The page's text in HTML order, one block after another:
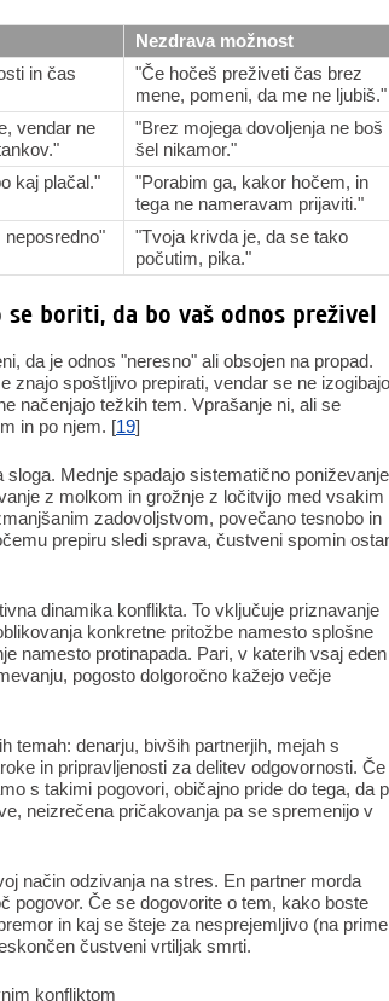
Nezdrava možnost
in čas
"Če hočeš preživeti čas brez
mene, pomeni, da me ne ljubiš."
vendar ne
"Brez mojega dovoljenja ne boš
šel nikamor."
kaj plačal."
"Porabim ga, kakor hočem, in
tega ne nameravam prijaviti."
"Tvoja krivda je, da se tako
počutim, pika."
boriti, da bo vaš odnos preživel
da je odnos "neresno" ali obsojen na propad.
znajo spoštljivo prepirati, vendar se ne izogibajo
načenjajo težkih tem. Vprašanje ni, ali se
in po njem. [19]
Mednje spadajo sistematično
z molkom in grožnje z ločitvijo med vsakim
zadovoljstvom, povečano tesnobo in
prepiru sledi sprava, čustveni spomin
dinamika konflikta. To vključuje priznavanje
konkretne pritožbe namesto splošne
namesto protinapada. Pari, v katerih vsaj
pogosto dolgoročno kažejo večje
temah: denarju, bivših partnerjih, mejah s
in pripravljenosti za delitev odgovornosti. Če
s takimi pogovori, običajno pride do tega, da
neizrečena pričakovanja pa se spremenijo v
način odzivanja na stres. En partner morda
pogovor. Če se dogovorite o tem, kako boste
in kaj se šteje za nesprejemljivo (na
čustveni vrtiljak smrti.
konfliktom